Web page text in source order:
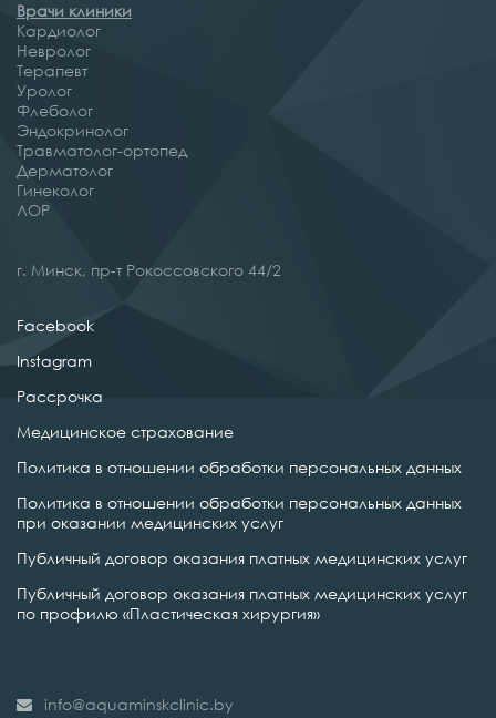
Врачи клиники
Кардиолог
Невролог
Терапевт
Уролог
Флеболог
Эндокринолог
Травматолог-ортопед
Дерматолог
Гинеколог
ЛОР
г. Минск, пр-т Рокоссовского 44/2
Facebook
Instagram
Рассрочка
Медицинское страхование
Политика в отношении обработки персональных данных
Политика в отношении обработки персональных данных
при оказании медицинских услуг
Публичный договор оказания платных медицинских услуг
Публичный договор оказания платных медицинских услуг
по профилю «Пластическая хирургия»
info@aquaminskclinic.by